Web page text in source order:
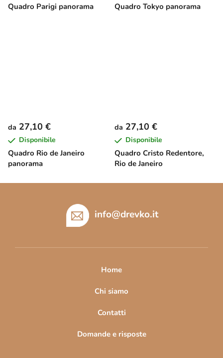
Quadro Parigi panorama Quadro Tokyo panorama
Quadro Rio de Janeiro
panorama
da 27,10 €
Disponibile
Quadro Cristo Redentore,
Rio de Janeiro
da 27,10 €
Disponibile
info@drevko.it
Home
Chi siamo
Contatti
Domande e risposte